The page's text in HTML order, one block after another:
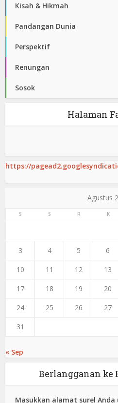
Kisah & Hikmah
Pandangan Dunia
Perspektif
Renungan
Sosok
Halaman
https://
Agustus
S S R K
3 4 5 6
10 11 12 13
17 18 19 20
24 25 26 27
31
« Sep
Berlangganan ke
Masukkan alamat surel